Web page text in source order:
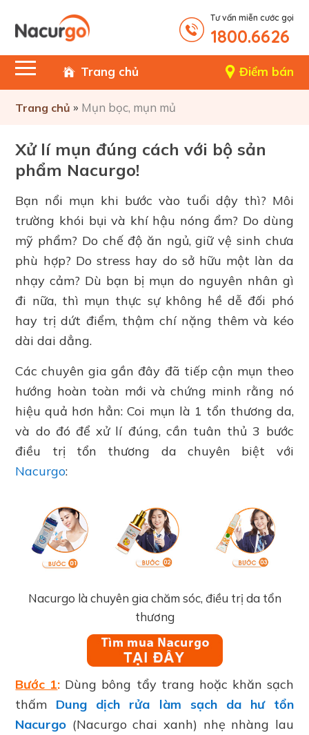
Tư vấn miễn cước gọi
1800.6626
Trang chủ Điểm bán
Trang chủ » Mụn bọc, mụn mủ
Xử lí mụn đúng cách với bộ sản
phẩm Nacurgo!
Bạn nổi mụn khi bước vào tuổi dậy thì? Môi
trường khói bụi và khí hậu nóng ẩm? Do dùng
mỹ phẩm? Do chế độ ăn ngủ, giữ vệ sinh chưa
phù hợp? Do stress hay do sở hữu một làn da
nhạy cảm? Dù bạn bị mụn do nguyên nhân gì
đi nữa, thì mụn thực sự không hề dễ đối phó
hay trị dứt điểm, thậm chí nặng thêm và kéo
dài dai dẳng.
Các chuyên gia gần đây đã tiếp cận mụn theo
hướng hoàn toàn mới và chứng minh rằng nó
hiệu quả hơn hẳn: Coi mụn là 1 tổn thương da,
và do đó để xử lí đúng, cần tuân thủ 3 bước
điều trị tổn thương da chuyên biệt với
Nacurgo:
Nacurgo là chuyên gia chăm sóc, điều trị da tổn
thương
Bước 1: Dùng bông tẩy trang hoặc khăn sạch
thấm Dung dịch rửa làm sạch da hư tổn
Nacurgo (Nacurgo chai xanh) nhẹ nhàng lau